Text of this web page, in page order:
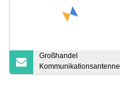
Großhandel
Kommunikationsantenne
680